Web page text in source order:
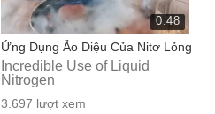
0:48
Ứng Dụng Ảo Diệu Của Nitơ Lỏng
Incredible Use of Liquid
Nitrogen
3.697 lượt xem